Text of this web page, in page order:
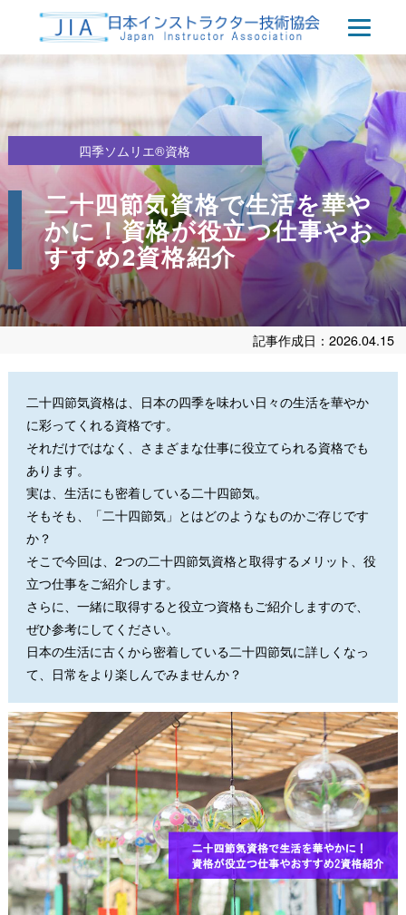
四季ソムリエ®資格
二十四節気資格で生活を華や
かに！資格が役立つ仕事やお
すすめ2資格紹介
記事作成日：2026.04.15
二十四節気資格は、日本の四季を味わい日々の生活を華やか
に彩ってくれる資格です。
それだけではなく、さまざまな仕事に役立てられる資格でも
あります。
実は、生活にも密着している二十四節気。
そもそも、「二十四節気」とはどのようなものかご存じです
か？
そこで今回は、2つの二十四節気資格と取得するメリット、役
立つ仕事をご紹介します。
さらに、一緒に取得すると役立つ資格もご紹介しますので、
ぜひ参考にしてください。
日本の生活に古くから密着している二十四節気に詳しくなっ
て、日常をより楽しんでみませんか？